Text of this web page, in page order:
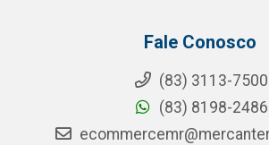
Fale Conosco
(83) 3113-7500
(83) 8198-2486